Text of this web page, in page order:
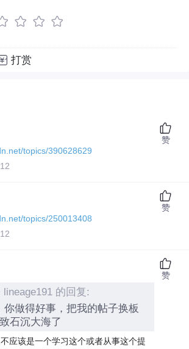
打赏
topics/390628629
赞
topics/250013408
赞
lineage191 的回复:
你做得好事，把我的帖子换板
石沉大海了
应该是一个学习这个或者从事这个提
赞